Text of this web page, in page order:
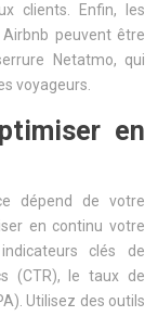
clients. Enfin, les
peuvent être
Netatmo, qui
voyageurs.
en
dépend de votre
en continu votre
clés de
(CTR), le taux de
Utilisez des outils